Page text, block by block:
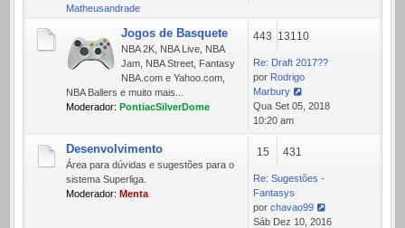
Matheusandrade
Jogos de Basquete
NBA 2K, NBA Live, NBA
Jam, NBA Street, Fantasy
NBA.com e Yahoo.com,
NBA Ballers e muito mais...
Moderador: PontiacSilverDome
443 13110
Re: Draft 2017??
por Rodrigo
Marbury
Ver
última
mensagem
Qua Set 05, 2018
10:20 am
Desenvolvimento
Área para dúvidas e sugestões para o
sistema Superliga.
Moderador: Menta
15 431
Re: Sugestões -
Fantasys
por chavao99
Ver
Sáb Dez 10, 2016